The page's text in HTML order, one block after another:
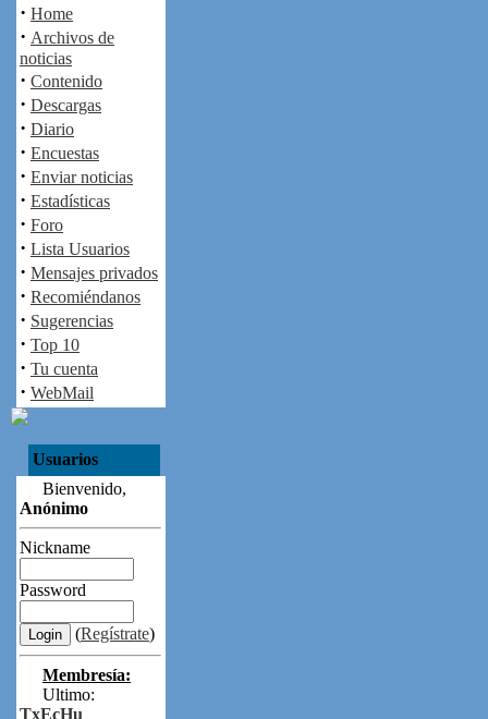
· Home
· Archivos de
noticias
· Contenido
· Descargas
· Diario
· Encuestas
· Enviar noticias
· Estadísticas
· Foro
· Lista Usuarios
· Mensajes privados
· Recomiéndanos
· Sugerencias
· Top 10
· Tu cuenta
· WebMail
Usuarios
Bienvenido,
Anónimo
Nickname
Password
(Regístrate)
Membresía:
Ultimo:
TxEcHu